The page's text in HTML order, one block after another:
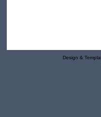
Design &